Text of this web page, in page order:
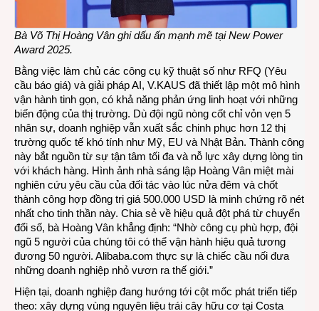
Bà Võ Thị Hoàng Vân ghi dấu ấn mạnh mẽ tại New Power
Award 2025.
Bằng việc làm chủ các công cụ kỹ thuật số như RFQ (Yêu
cầu báo giá) và giải pháp AI, V.KAUS đã thiết lập một mô hình
vận hành tinh gọn, có khả năng phản ứng linh hoạt với những
biến động của thị trường. Dù đội ngũ nòng cốt chỉ vỏn vẹn 5
nhân sự, doanh nghiệp vẫn xuất sắc chinh phục hơn 12 thị
trường quốc tế khó tính như Mỹ, EU và Nhật Bản. Thành công
này bắt nguồn từ sự tận tâm tối đa và nỗ lực xây dựng lòng tin
với khách hàng. Hình ảnh nhà sáng lập Hoàng Vân miệt mài
nghiên cứu yêu cầu của đối tác vào lúc nửa đêm và chốt
thành công hợp đồng trị giá 500.000 USD là minh chứng rõ nét
nhất cho tinh thần này. Chia sẻ về hiệu quả đột phá từ chuyển
đổi số, bà Hoàng Vân khẳng định: “Nhờ công cụ phù hợp, đội
ngũ 5 người của chúng tôi có thể vận hành hiệu quả tương
đương 50 người. Alibaba.com thực sự là chiếc cầu nối đưa
những doanh nghiệp nhỏ vươn ra thế giới.”
Hiện tại, doanh nghiệp đang hướng tới cột mốc phát triển tiếp
theo: xây dựng vùng nguyên liệu trái cây hữu cơ tại Costa